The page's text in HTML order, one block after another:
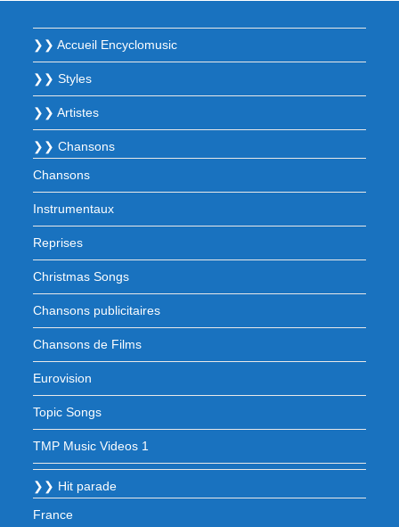
❯❯ Accueil Encyclomusic
❯❯ Styles
❯❯ Artistes
❯❯ Chansons
Chansons
Instrumentaux
Reprises
Christmas Songs
Chansons publicitaires
Chansons de Films
Eurovision
Topic Songs
TMP Music Videos 1
❯❯ Hit parade
France